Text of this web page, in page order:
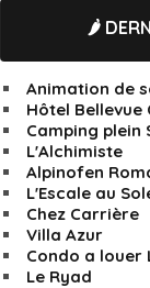
🌶️
Animation de
Hôtel Bellevue
Camping plein
L'Alchimiste
Alpinofen
L'Escale au
Chez Carrière
Villa Azur
Condo a louer
Le Ryad